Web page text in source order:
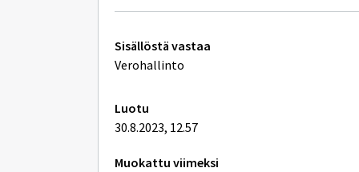
Tekniset
lisätiedot
Sisällöstä vastaa
Verohallinto
Luotu
30.8.2023, 12.57
Muokattu viimeksi